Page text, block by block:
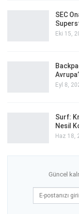
SEC
Eki 15,
Eyl 8,
Surf:
Nesil
Haz 18,
Güncel